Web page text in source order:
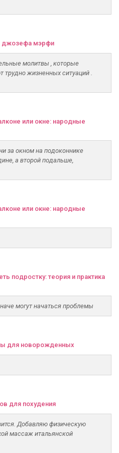
джозефа мэрфи
молитвы , которые
жизненных ситуаций .
или окне: народные
за окном на подоконнике
а второй подальше,
или окне: народные
подростку: теория и практика
могут начаться проблемы
для новорожденных
для похудения
Добавляю физическую
массаж итальянской